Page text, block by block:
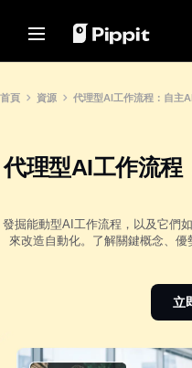
Home
解決方案
內容中心
解決方案
只要輸入產品連結
材，就能瞬間生成
影片。
資源
社群
TikTok Ads Manager
客戶成功案例
KraftGeek's Story
Sleep Shop's Story
2911 Studio Art's
Lover Brand
內容中心
圖片提示
2024年最佳8大圖像
推廣貼士
10個促銷視頻創意
頂級促銷視頻模板網站
7個宣傳海報創意
AI 模型
AI 模型
Seedream
Nano Banana Pro
首頁 資源 代理型AI工作流程：自主
代理型AI工作流程
發掘能動型AI工作流程，以及它們
來改造自動化。了解關鍵概念、
立